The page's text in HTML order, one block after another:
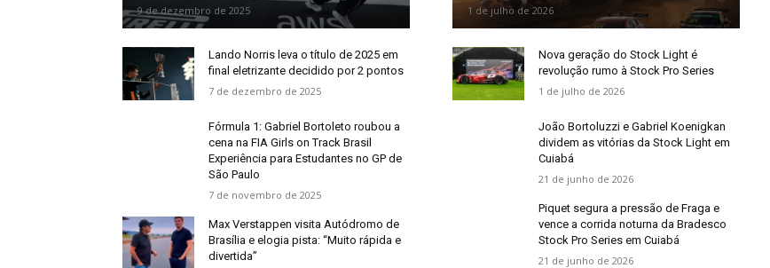
9 de dezembro de 2025
Lando Norris leva o título de 2025 em
final eletrizante decidido por 2 pontos
7 de dezembro de 2025
Fórmula 1: Gabriel Bortoleto roubou a
cena na FIA Girls on Track Brasil
Experiência para Estudantes no GP de
São Paulo
7 de novembro de 2025
Max Verstappen visita Autódromo de
Brasília e elogia pista: “Muito rápida e
divertida”
1 de julho de 2026
Nova geração do Stock Light é
revolução rumo à Stock Pro Series
1 de julho de 2026
João Bortoluzzi e Gabriel Koenigkan
dividem as vitórias da Stock Light em
Cuiabá
21 de junho de 2026
Piquet segura a pressão de Fraga e
vence a corrida noturna da Bradesco
Stock Pro Series em Cuiabá
21 de junho de 2026